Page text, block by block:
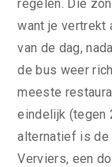
regelen. Die
want je vertrekt
van de dag,
de bus weer
meeste
eindelijk (tegen
alternatief is de
Verviers, een